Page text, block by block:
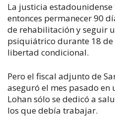
La justicia
entonces permanecer 90
de rehabilitación y seguir
psiquiátrico durante 18 de
libertad condicional.
Pero el fiscal adjunto de
aseguró el mes pasado
Lohan sólo se dedicó a
los que debía trabajar.